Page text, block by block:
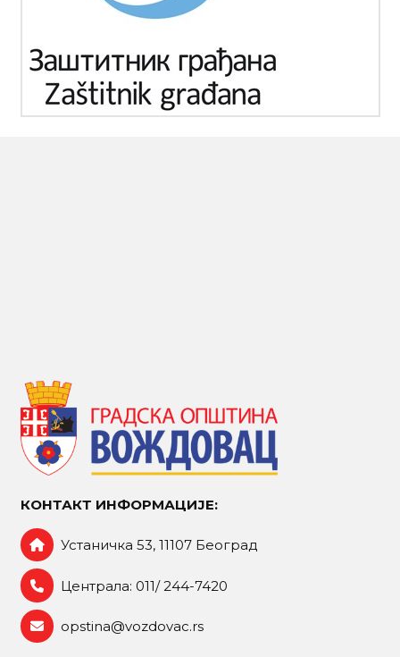
КОНТАКТ ИНФОРМАЦИЈЕ:
Устаничка 53, 11107 Београд
Централа: 011/ 244-7420
opstina@vozdovac.rs